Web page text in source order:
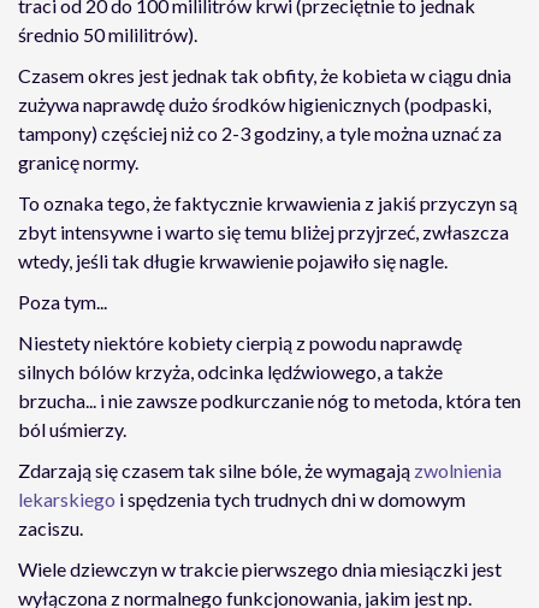
traci od 20 do 100 mililitrów krwi (przeciętnie to jednak
średnio 50 mililitrów).
Czasem okres jest jednak tak obfity, że kobieta w ciągu dnia
zużywa naprawdę dużo środków higienicznych (podpaski,
tampony) częściej niż co 2-3 godziny, a tyle można uznać za
granicę normy.
To oznaka tego, że faktycznie krwawienia z jakiś przyczyn są
zbyt intensywne i warto się temu bliżej przyjrzeć, zwłaszcza
wtedy, jeśli tak długie krwawienie pojawiło się nagle.
Poza tym...
Niestety niektóre kobiety cierpią z powodu naprawdę
silnych bólów krzyża, odcinka lędźwiowego, a także
brzucha... i nie zawsze podkurczanie nóg to metoda, która ten
ból uśmierzy.
Zdarzają się czasem tak silne bóle, że wymagają zwolnienia
lekarskiego i spędzenia tych trudnych dni w domowym
zaciszu.
Wiele dziewczyn w trakcie pierwszego dnia miesiączki jest
wyłączona z normalnego funkcjonowania, jakim jest np.